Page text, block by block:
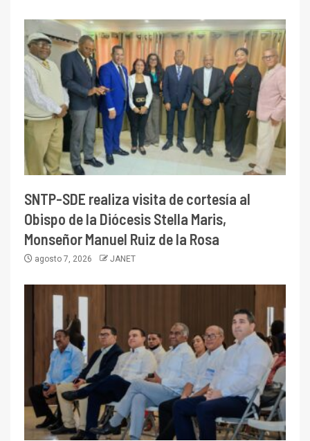
SNTP-SDE realiza visita de cortesía al
Obispo de la Diócesis Stella Maris,
Monseñor Manuel Ruiz de la Rosa
agosto 7, 2026 JANET